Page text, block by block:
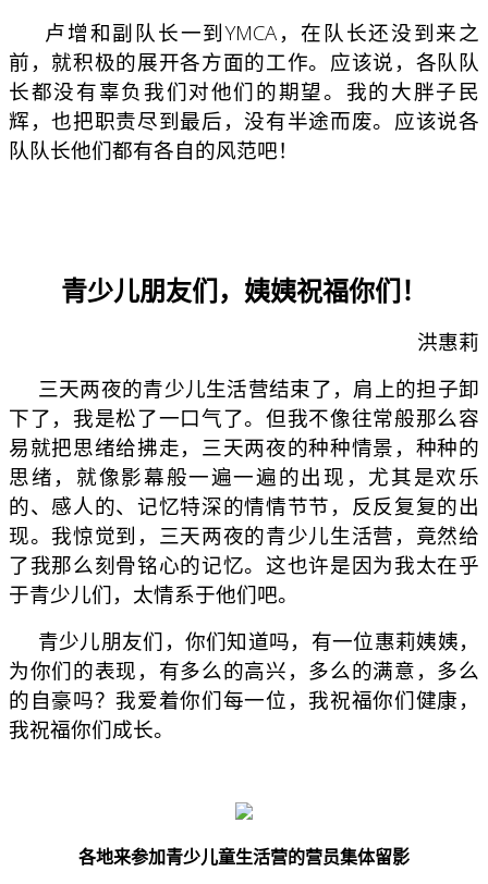
卢增和副队长一到YMCA，在队长还没到来之
前，就积极的展开各方面的工作。应该说，各队队
长都没有辜负我们对他们的期望。我的大胖子民
辉，也把职责尽到最后，没有半途而废。应该说各
队队长他们都有各自的风范吧！
青少儿朋友们，姨姨祝福你们！
洪惠莉
三天两夜的青少儿生活营结束了，肩上的担子卸
下了，我是松了一口气了。但我不像往常般那么容
易就把思绪给拂走，三天两夜的种种情景，种种的
思绪，就像影幕般一遍一遍的出现，尤其是欢乐
的、感人的、记忆特深的情情节节，反反复复的出
现。我惊觉到，三天两夜的青少儿生活营，竟然给
了我那么刻骨铭心的记忆。这也许是因为我太在乎
于青少儿们，太情系于他们吧。
青少儿朋友们，你们知道吗，有一位惠莉姨姨，
为你们的表现，有多么的高兴，多么的满意，多么
的自豪吗？我爱着你们每一位，我祝福你们健康，
我祝福你们成长。
各地来参加青少儿童生活营的营员集体留影